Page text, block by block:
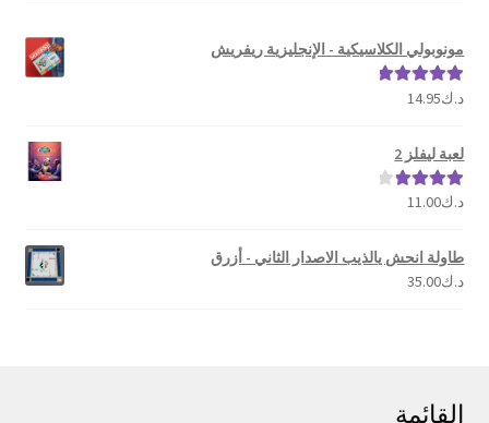
مونوبولي الكلاسيكية - الإنجليزية ريفريش
تم التقييم
د.ك14.95
لعبة ليفلز 2
تم التقييم
د.ك11.00
طاولة انحش يالذيب الاصدار الثاني - أزرق
د.ك35.00
القائمة